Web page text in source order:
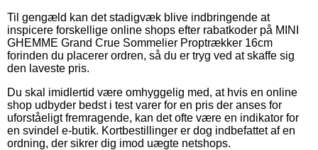
Til gengæld kan det stadigvæk blive indbringende at
inspicere forskellige online shops efter rabatkoder på MINI
GHEMME Grand Crue Sommelier Proptrækker 16cm
forinden du placerer ordren, så du er tryg ved at skaffe sig
den laveste pris.
Du skal imidlertid være omhyggelig med, at hvis en online
shop udbyder bedst i test varer for en pris der anses for
uforståeligt fremragende, kan det ofte være en indikator for
en svindel e-butik. Kortbestillinger er dog indbefattet af en
ordning, der sikrer dig imod uægte netshops.